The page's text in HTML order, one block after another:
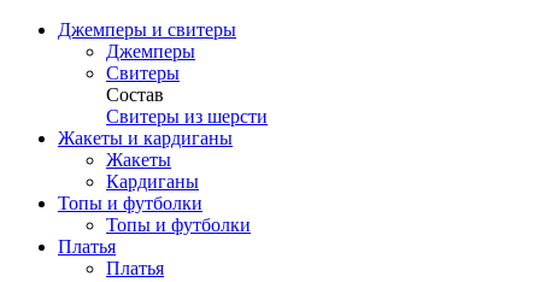
Джемперы и свитеры
Джемперы
Свитеры
Состав
Свитеры из шерсти
Жакеты и кардиганы
Жакеты
Кардиганы
Топы и футболки
Топы и футболки
Платья
Платья